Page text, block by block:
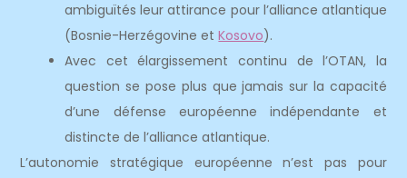
ambiguïtés leur attirance pour l’alliance atlantique
(Bosnie-Herzégovine etKosovo).
Avec cet élargissement continu de l’OTAN, la
question se pose plus que jamais sur la capacité
d’une défense européenne indépendante et
distincte de l’alliance atlantique.
L’autonomie stratégique européenne n’est pas pour